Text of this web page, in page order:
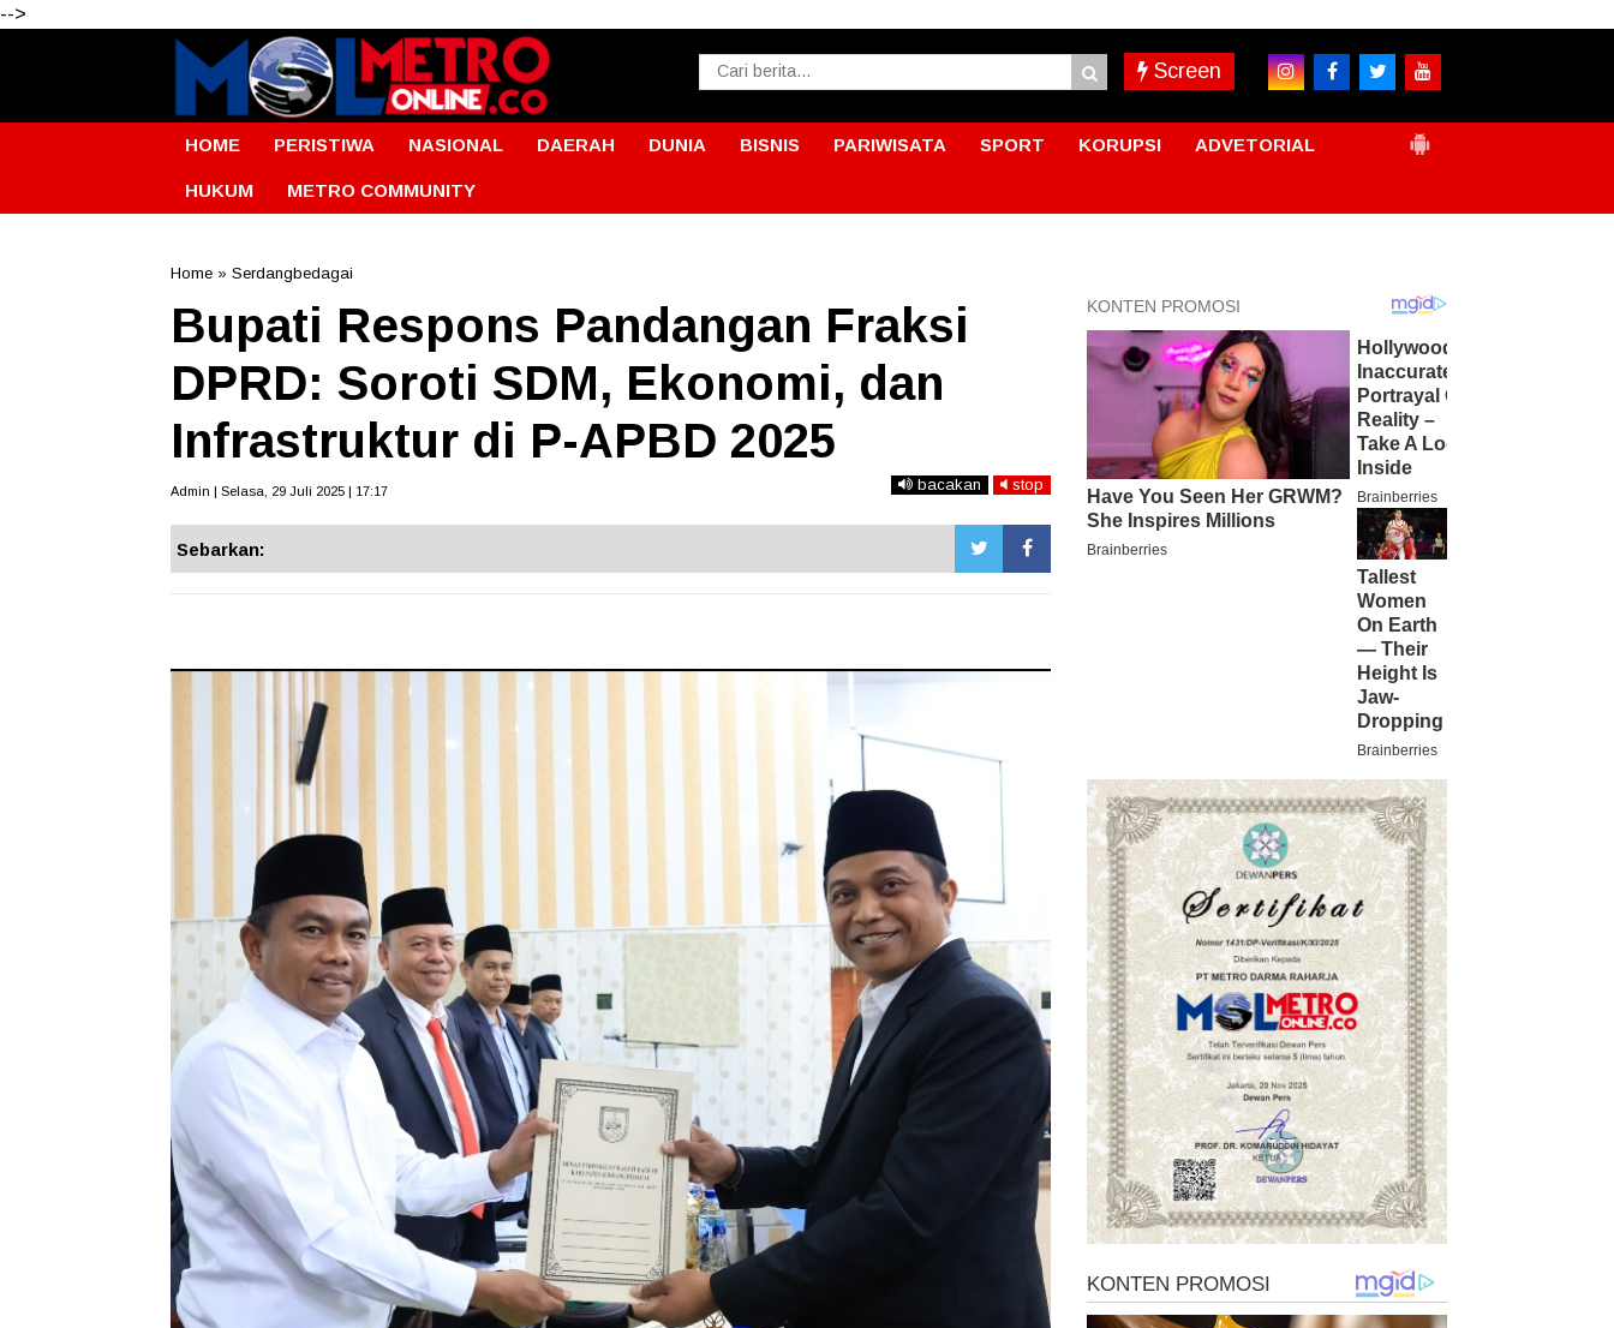
-->
Screen
HOME PERISTIWA NASIONAL DAERAH DUNIA BISNIS PARIWISATA SPORT KORUPSI ADVETORIAL
HUKUM METRO COMMUNITY
Home » Serdangbedagai
Bupati Respons Pandangan Fraksi
DPRD: Soroti SDM, Ekonomi, dan
Infrastruktur di P-APBD 2025
Admin | Selasa, 29 Juli 2025 | 17:17 bacakan stop
Sebarkan: